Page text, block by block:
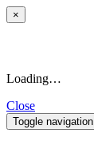
×
Loading…
Close
Toggle navigation